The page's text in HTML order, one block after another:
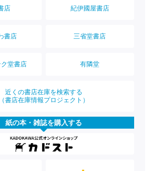
店 紀伊國屋書店
書店 三省堂書店
堂書店 有隣堂
近くの書店在庫を検索する
（書店在庫情報プロジェクト）
紙の本・雑誌を購入する